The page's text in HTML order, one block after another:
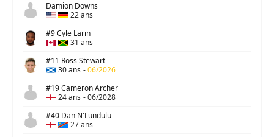
Damion Downs
22 ans
#9 Cyle Larin
31 ans
#11 Ross Stewart
30 ans -06/2026
#19 Cameron Archer
24 ans -06/2028
#40 Dan N'Lundulu
27 ans